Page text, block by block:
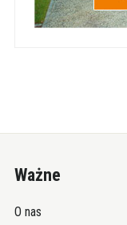
Ważne
O nas